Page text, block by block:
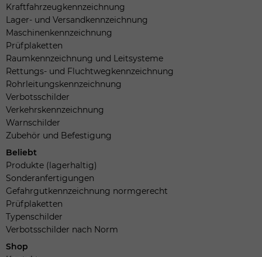
Kraftfahrzeugkennzeichnung
Lager- und Versandkennzeichnung
Maschinenkennzeichnung
Prüfplaketten
Raumkennzeichnung und Leitsysteme
Rettungs- und Fluchtwegkennzeichnung
Rohrleitungskennzeichnung
Verbotsschilder
Verkehrskennzeichnung
Warnschilder
Zubehör und Befestigung
Beliebt
Produkte (lagerhaltig)
Sonderanfertigungen
Gefahrgutkennzeichnung normgerecht
Prüfplaketten
Typenschilder
Verbotsschilder nach Norm
Shop